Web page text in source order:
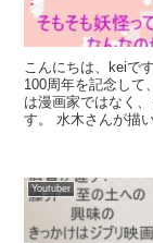
こんにちは、keiで
100周年を記念して
は漫画家ではなく
す。 水木さんが描い
Youtuber